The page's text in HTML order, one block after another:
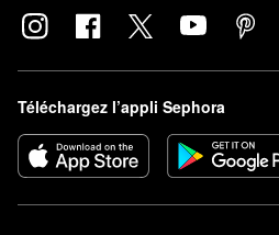
Téléchargez l’appli Sephora